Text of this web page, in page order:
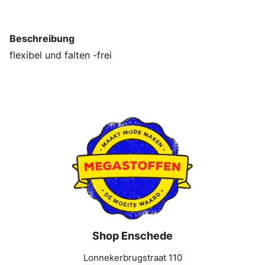
Beschreibung
flexibel und falten -frei
Shop Enschede
Lonnekerbrugstraat 110